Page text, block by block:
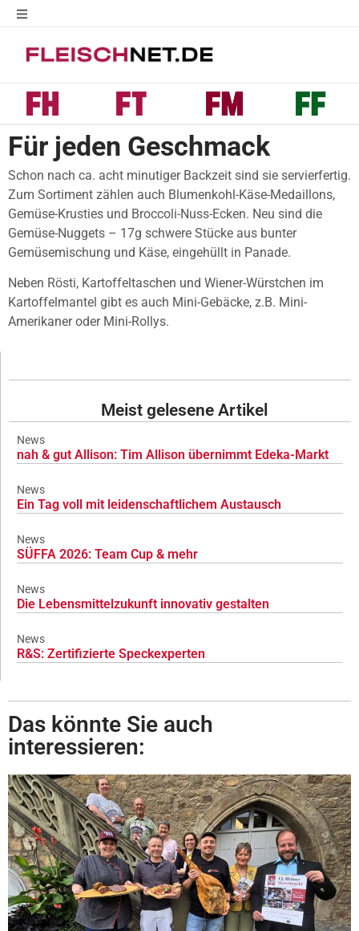
Für jeden Geschmack
Schon nach ca. acht minutiger Backzeit sind sie servierfertig.
Zum Sortiment zählen auch Blumenkohl-Käse-Medaillons,
Gemüse-Krusties und Broccoli-Nuss-Ecken. Neu sind die
Gemüse-Nuggets – 17g schwere Stücke aus bunter
Gemüsemischung und Käse, eingehüllt in Panade.
Neben Rösti, Kartoffeltaschen und Wiener-Würstchen im
Kartoffelmantel gibt es auch Mini-Gebäcke, z.B. Mini-
Amerikaner oder Mini-Rollys.
Meist gelesene Artikel
News
nah & gut Allison: Tim Allison übernimmt Edeka-Markt
News
Ein Tag voll mit leidenschaftlichem Austausch
News
SÜFFA 2026: Team Cup & mehr
News
Die Lebensmittelzukunft innovativ gestalten
News
R&S: Zertifizierte Speckexperten
Das könnte Sie auch
interessieren: